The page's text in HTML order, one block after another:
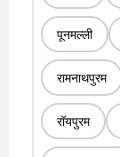
पूनमल्ली
रामनाथपुरम
रॉयपुरम